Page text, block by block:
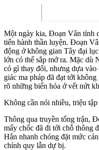
Một ngày kia, Đoạn Vân tỉnh
tiến hành thần luyện. Đoạn
động ở không gian Tây đại
lớn có thể sắp mở ra. Mặc dù
có gì thay đổi, nhưng dựa vào
giác ma pháp đã đạt tới
rõ những biến hóa ở vết nứt
Không cần nói nhiều, triệu
Thông qua truyền tống trận,
mấy chốc đã đi tới chỗ thông
Hắn nhanh chóng đặt mức
chính quy lẫn dự bị.